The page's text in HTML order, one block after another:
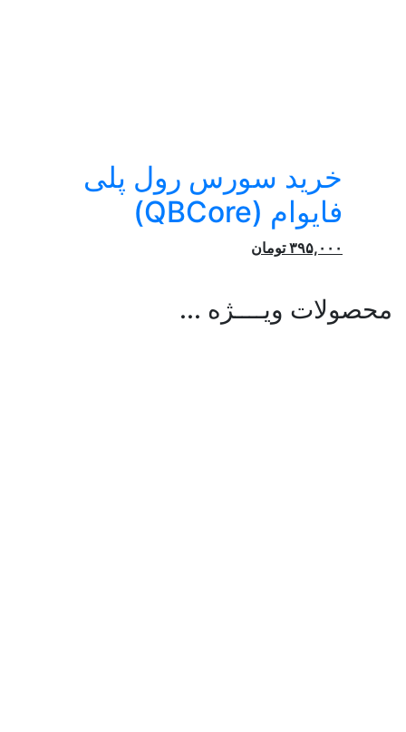
خرید سورس رول پلی
فایوام (QBCore)
۳۹۵,۰۰۰ تومان
محصولات ویــــژه ...